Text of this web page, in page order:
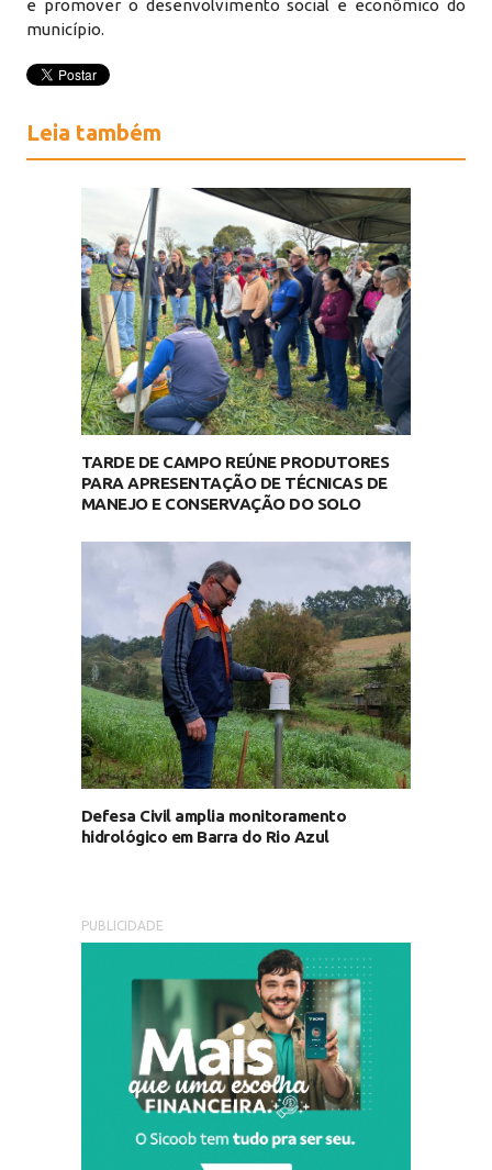
e promover o desenvolvimento social e econômico do
município.
Leia também
TARDE DE CAMPO REÚNE PRODUTORES
PARA APRESENTAÇÃO DE TÉCNICAS DE
MANEJO E CONSERVAÇÃO DO SOLO
Defesa Civil amplia monitoramento
hidrológico em Barra do Rio Azul
PUBLICIDADE